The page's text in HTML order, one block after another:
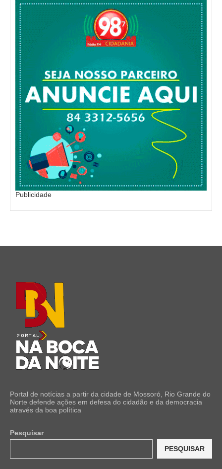
Publicidade
Portal de notícias a partir da cidade de Mossoró, Rio Grande do
Norte defende ações em defesa do cidadão e da democracia
através da boa política
Pesquisar
PESQUISAR